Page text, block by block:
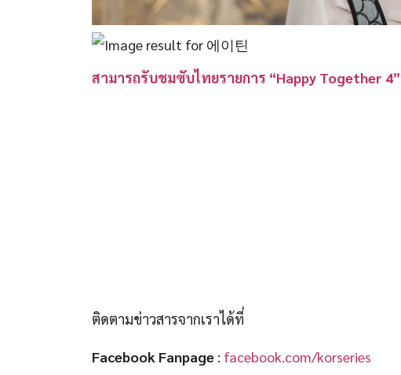
สามารถรับชมซับไทยรายการ “Happy Together
ติดตามข่าวสารจากเราได้ที่
Facebook Fanpage : facebook.com/korseries